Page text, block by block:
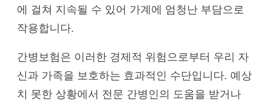
에 걸쳐 지속될 수 있어 가계에 엄청난 부담으로
작용합니다.
간병보험은 이러한 경제적 위험으로부터 우리 자
신과 가족을 보호하는 효과적인 수단입니다. 예상
치 못한 상황에서 전문 간병인의 도움을 받거나